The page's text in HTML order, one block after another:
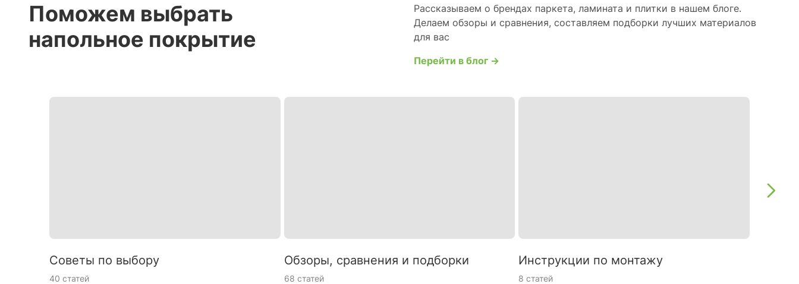
Поможем выбрать
напольное покрытие
Рассказываем о брендах паркета, ламината и плитки в нашем блоге.
Делаем обзоры и сравнения, составляем подборки лучших материалов
для вас
Перейти в блог →
Советы по выбору
40 статей
Обзоры, сравнения и подборки
68 статей
Инструкции по монтажу
8 статей